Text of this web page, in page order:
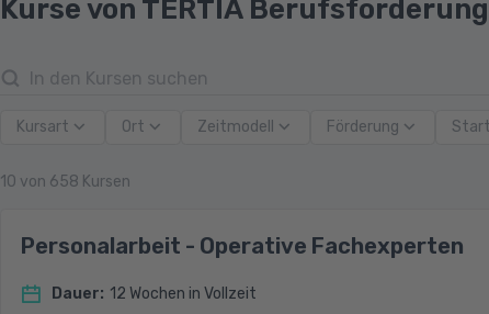
Kurse von TERTIA Berufsförderung
Kursart Ort Zeitmodell Förderung
10 von 658 Kursen
Personalarbeit - Operative Fachexperten
Dauer: 12 Wochen in Vollzeit